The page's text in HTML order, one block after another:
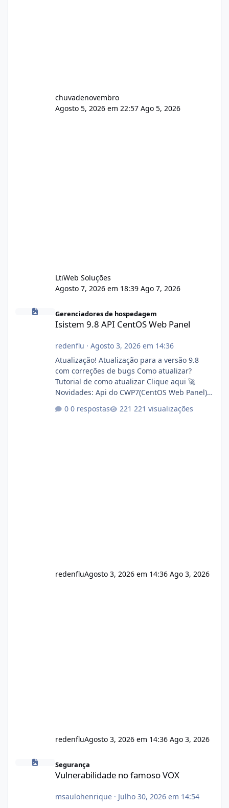
chuvadenovembro
Agosto 5, 2026 em 22:57 Ago 5, 2026
LtiWeb Soluções
Agosto 7, 2026 em 18:39 Ago 7, 2026
Isistem 9.8 API CentOS Web Panel
Gerenciadores de hospedagem
Isistem 9.8 API CentOS Web Panel
redenflu · Agosto 3, 2026 em 14:36
Atualização! Atualização para a versão 9.8
com correções de bugs Como atualizar?
Tutorial de como atualizar Clique aqui 🚀
Novidades: Api do CWP7(CentOS Web Panel)
autorizado a usasr o isistem:
0 respostas 221 visualizações
redenfluAgosto 3, 2026 em 14:36 Ago 3, 2026
redenfluAgosto 3, 2026 em 14:36 Ago 3, 2026
Vulnerabilidade no famoso VOX
Segurança
Vulnerabilidade no famoso VOX
msaulohenrique· Julho 30, 2026 em 14:54